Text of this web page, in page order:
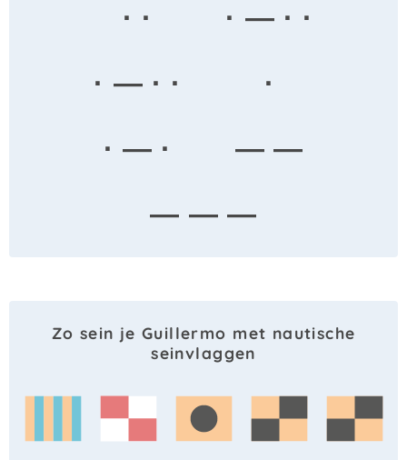
· ·
· — · ·
· — · ·
·
· — ·
— —
— — —
Zo sein je Guillermo met nautische
seinvlaggen